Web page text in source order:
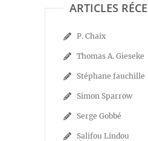
ARTICLES
P. Chaix
Thomas A. Gieseke
Stéphane fauchille
Simon Sparrow
Serge Gobbé
Salifou Lindou